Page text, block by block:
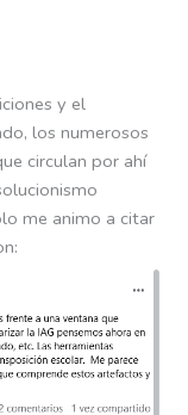
y el
los numerosos
circulan por ahí
me animo a citar